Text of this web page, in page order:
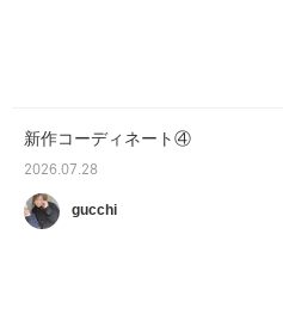
新作コーディネート④
2026.07.28
gucchi